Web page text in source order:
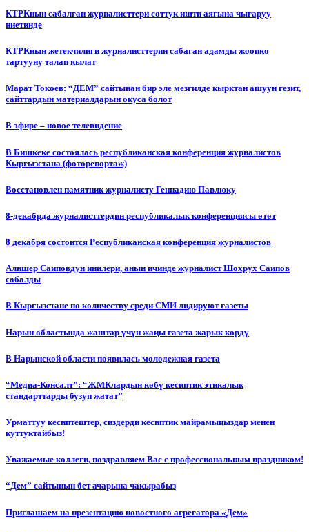
КТРКнын сабалган журналисттери соттук ишти аягына чыгаруу
ниетинде
КТРКнын жетекчилиги журналисттерин сабаган адамды жоопко
тартууну талап кылат
Марат Токоев: “ДЕМ” сайтынан бир эле мезгилде кырктан ашуун гезит,
сайттардын материалдарын окуса болот
В эфире – новое телевидение
В Бишкеке состоялась республиканская конференция журналистов
Кыргызстана (фоторепортаж)
Восстановлен памятник журналисту Геннадию Павлюку
8-декабрда журналисттердин республикалык конференциясы өтөт
8 декабря состоится Республиканская конференция журналистов
Алишер Саиповдун инилери, анын ичинде журналист Шохрух Саипов
сабалды
В Кыргызстане по количеству среди СМИ лидируют газеты
Нарын областында жаштар үчүн жаңы газета жарык көрдү
В Нарынской области появилась молодежная газета
“Медиа-Консалт”: “ЖМКлардын көбү кесиптик этикалык
стандарттарды бузуп жатат”
Урматтуу кесиптештер, сиздерди кесиптик майрамыңыздар менен
куттуктайбыз!
Уважаемые коллеги, поздравляем Вас с профессиональным праздником!
“Дем” сайтынын бет ачарына чакырабыз
Приглашаем на презентацию новостного агрегатора «Дем»